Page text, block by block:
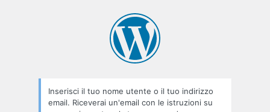
Inserisci il tuo nome utente o il tuo indirizzo
email. Riceverai un'email con le istruzioni su